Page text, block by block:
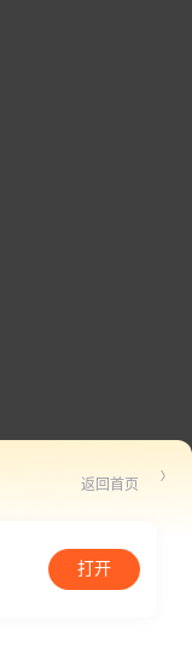
返回首页
打开